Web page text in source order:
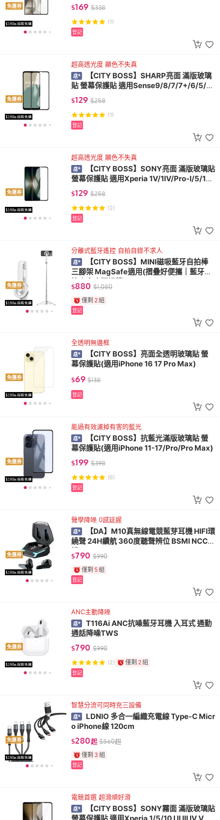
免運券 26系列
$169 $338
(1)
登記
免運券
超高透光度 顯色不失真
【CITY BOSS】SHARP亮面 滿版玻璃
貼 螢幕保護貼 適用Sense9/8/7/7+/6/5/4/
4+/Aquos R9/Wish4
$129 $258
(1)
登記
免運券
超高透光度 顯色不失真
【CITY BOSS】SONY亮面 滿版玻璃貼
螢幕保護貼 適用Xperia 1V/1IV/Pro-I/5/10I
I/10III/10IV
$129 $258
(2)
登記
免運券
分離式藍牙遙控 自拍自錄不求人
【CITY BOSS】MINI磁吸藍牙自拍棒
三腳架 MagSafe適用(摺疊好便攜｜藍牙遙
控｜高度可調節)
$880 $1,080
僅剩 2組
登記
免運券
全透明無邊框
【CITY BOSS】亮面全透明玻璃貼 螢
幕保護貼(適用iPhone 16 17 Pro Max)
$69 $138
登記
免運券
能過有效濾掉有害的藍光
【CITY BOSS】抗藍光滿版玻璃貼 螢
幕保護貼(適用iPhone 11-17/Pro/Pro Max)
$199 $398
(6)
登記
免運券
聲學降噪 0感延遲
【DA】M10真無線電競藍芽耳機 HIFI環
繞聲 24H續航 360度聽聲辨位 BSMI NCC認
證
$790 $990
僅剩 5組
登記
免運券
ANC主動降噪
T116Ai ANC抗噪藍牙耳機 入耳式 通勤
通話降噪TWS
$790 $990
(2) 僅剩 2組
登記
免運券
智慧分流可同時充三設備
LDNIO 多合一編織充電線 Type-C Micr
o iPhone線 120cm
$280起 $560起
僅剩 3 組
登記
電競首選 超滑順好滑
【CITY BOSS】SONY霧面 滿版玻璃貼